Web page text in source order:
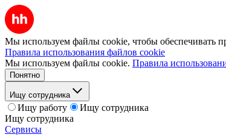
Мы используем файлы cookie, чтобы обеспечивать
Правила использования файлов cookie
Мы используем файлы cookie. Правила
Понятно
Ищу сотрудника
Ищу работу
Ищу сотрудника
Ищу сотрудника
Сервисы